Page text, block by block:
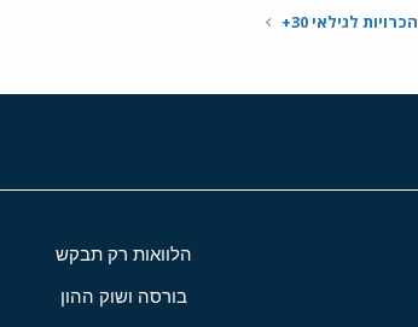
הכרויות לגילאי 30+
הלוואות רק תבקש
בורסה ושוק ההון